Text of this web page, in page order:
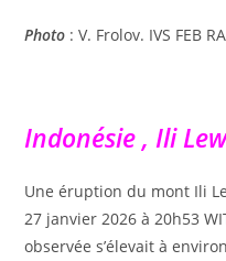
Photo : V. Frolov. IVS FEB
Indonésie , Ili
Une éruption du mont Ili
27 janvier 2026 à 20h53
observée s’élevait à